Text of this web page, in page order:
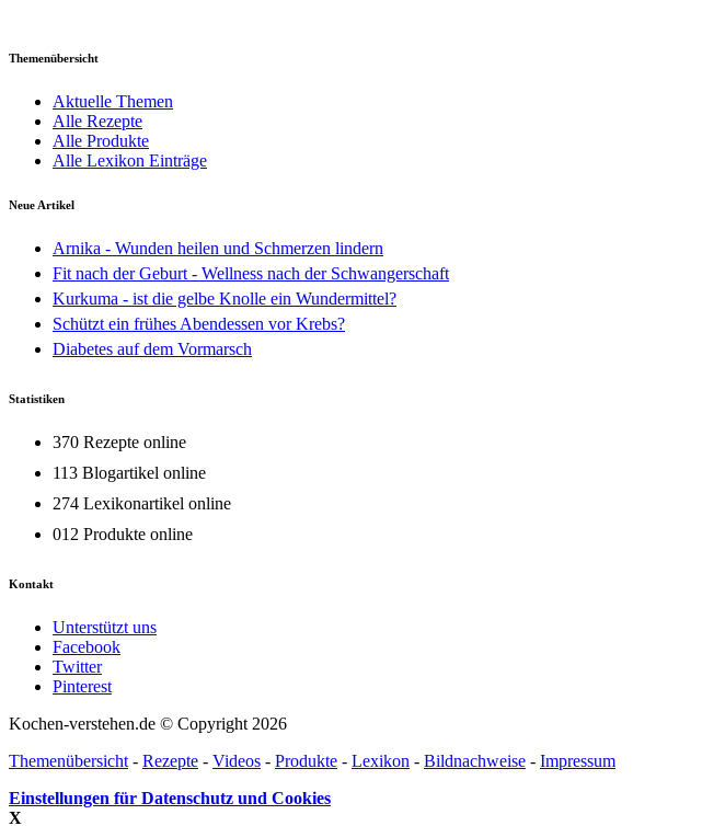
Themenübersicht
Aktuelle Themen
Alle Rezepte
Alle Produkte
Alle Lexikon Einträge
Neue Artikel
Arnika - Wunden heilen und Schmerzen lindern
Fit nach der Geburt - Wellness nach der Schwangerschaft
Kurkuma - ist die gelbe Knolle ein Wundermittel?
Schützt ein frühes Abendessen vor Krebs?
Diabetes auf dem Vormarsch
Statistiken
370 Rezepte online
113 Blogartikel online
274 Lexikonartikel online
012 Produkte online
Kontakt
Unterstützt uns
Facebook
Twitter
Pinterest
Kochen-verstehen.de © Copyright 2026
Themenübersicht - Rezepte - Videos - Produkte - Lexikon - Bildnachweise - Impressum
Einstellungen für Datenschutz und Cookies
X